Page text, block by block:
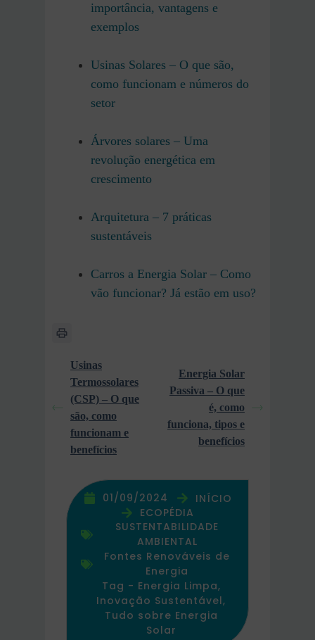
importância, vantagens e
exemplos
Usinas Solares – O que são,
como funcionam e números do
setor
Árvores solares – Uma
revolução energética em
crescimento
Arquitetura – 7 práticas
sustentáveis
Carros a Energia Solar – Como
vão funcionar? Já estão em uso?
Usinas
Termossolares
(CSP) – O que
são, como
funcionam e
benefícios
Energia Solar
Passiva – O que
é, como
funciona, tipos e
benefícios
01/09/2024
INÍCIO
ECOPÉDIA
SUSTENTABILIDADE
AMBIENTAL
Fontes Renováveis de
Energia
Tag - Energia Limpa,
Inovação Sustentável,
Tudo sobre Energia
Solar